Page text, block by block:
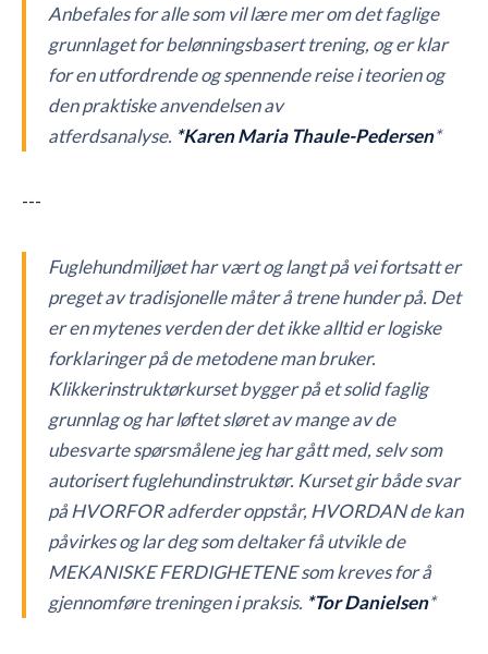
Anbefales for alle som vil lære mer om det faglige
grunnlaget for belønningsbasert trening, og er klar
for en utfordrende og spennende reise i teorien og
den praktiske anvendelsen av
atferdsanalyse. *Karen Maria Thaule-Pedersen*
---
Fuglehundmiljøet har vært og langt på vei fortsatt er
preget av tradisjonelle måter å trene hunder på. Det
er en mytenes verden der det ikke alltid er logiske
forklaringer på de metodene man bruker.
Klikkerinstruktørkurset bygger på et solid faglig
grunnlag og har løftet sløret av mange av de
ubesvarte spørsmålene jeg har gått med, selv som
autorisert fuglehundinstruktør. Kurset gir både svar
på HVORFOR adferder oppstår, HVORDAN de kan
påvirkes og lar deg som deltaker få utvikle de
MEKANISKE FERDIGHETENE som kreves for å
gjennomføre treningen i praksis. *Tor Danielsen*